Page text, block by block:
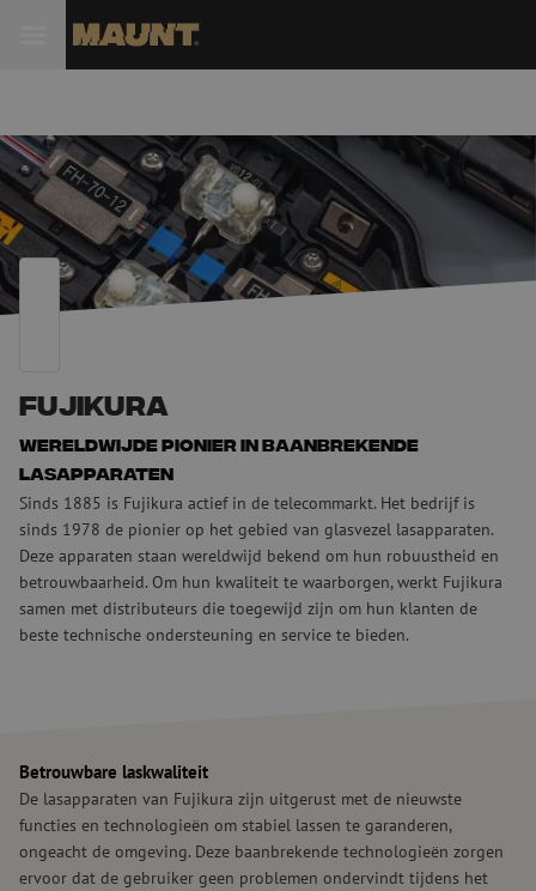
Fujikura
Wereldwijde pionier in baanbrekende
lasapparaten
Sinds 1885 is Fujikura actief in de telecommarkt. Het bedrijf is
sinds 1978 de pionier op het gebied van glasvezel lasapparaten.
Deze apparaten staan wereldwijd bekend om hun robuustheid en
betrouwbaarheid. Om hun kwaliteit te waarborgen, werkt Fujikura
samen met distributeurs die toegewijd zijn om hun klanten de
beste technische ondersteuning en service te bieden.
Betrouwbare laskwaliteit
De lasapparaten van Fujikura zijn uitgerust met de nieuwste
functies en technologieën om stabiel lassen te garanderen,
ongeacht de omgeving. Deze baanbrekende technologieën zorgen
ervoor dat de gebruiker geen problemen ondervindt tijdens het